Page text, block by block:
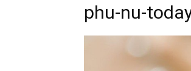
phu-nu-